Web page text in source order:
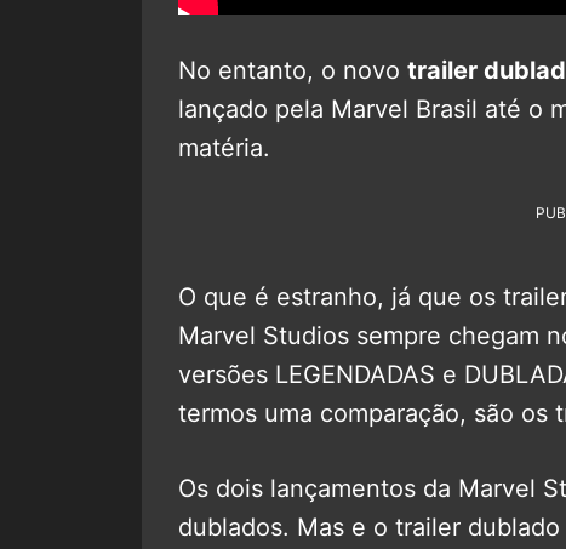
No entanto, o novo trailer
lançado pela Marvel Brasil até o
matéria.
O que é estranho, já que os
Marvel Studios sempre chegam
versões LEGENDADAS e
termos uma comparação, são os
Os dois lançamentos da Marvel
dublados. Mas e o trailer